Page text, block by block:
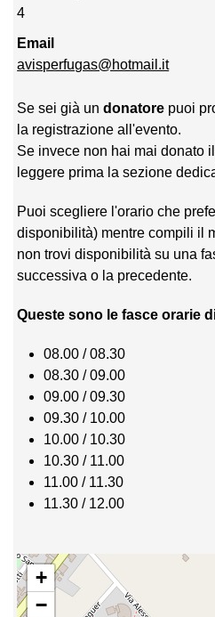
4
Email
avisperfugas@hotmail.it
Se sei già undonatore puoi
la registrazione all'evento.
Se invece non hai mai donato
leggere prima la sezione
Puoi scegliere l'orario che
disponibilità) mentre compili il
non trovi disponibilità su una
successiva o la precedente.
Queste sono le fasce orarie
08.00 / 08.30
08.30 / 09.00
09.00 / 09.30
09.30 / 10.00
10.00 / 10.30
10.30 / 11.00
11.00 / 11.30
11.30 / 12.00
+
−